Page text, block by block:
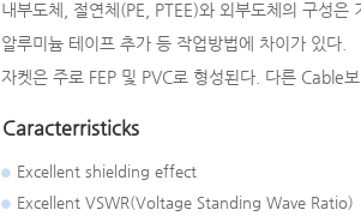
내부도체, 절연체(PE, PTEE)와 외부도체의 구성
알루미늄 테이프 추가 등 작업방법에 차이가 있다.
자켓은 주로 FEP 및 PVC로 형성된다. 다른 Cable
Caracterristicks
Excellent shielding effect
Excellent VSWR(Voltage Standing Wave Ratio)